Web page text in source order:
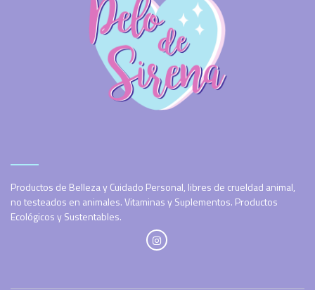
Productos de Belleza y Cuidado Personal, libres de crueldad animal,
no testeados en animales. Vitaminas y Suplementos. Productos
Ecológicos y Sustentables.